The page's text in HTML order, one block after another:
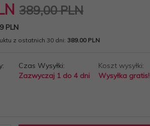
389,00 PLN
PLN
z ostatnich 30 dni:389.00 PLN
Czas Wysyłki:
Zazwyczaj 1 do 4 dni
Koszt wysyłki:
Wysyłka gratis!